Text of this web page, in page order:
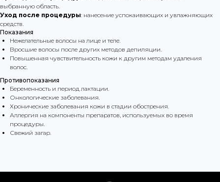
выбранную область.
Уход после процедуры: нанесение успокаивающих и увлажняющих
средств.
Показания
Нежелательные волосы на лице и теле.
Вросшие волосы после других методов депиляции.
Повышенная чувствительность кожи к другим методам удаления
волос.
Противопоказания
Беременность и период лактации.
Онкологические заболевания.
Хронические заболевания кожи в стадии обострения.
Аллергия на компоненты препаратов, используемых во время
процедуры.
Свежий загар.